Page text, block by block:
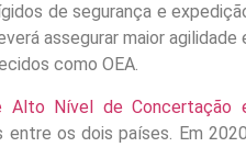
de segurança e
assegurar maior agilidade
como OEA.
Alto Nível de Concertação
entre os dois países. Em